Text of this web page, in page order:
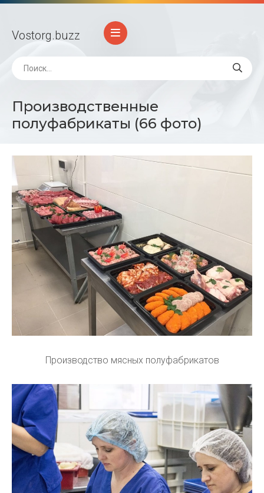
Vostorg.buzz
Производственные
полуфабрикаты (66 фото)
Производство мясных полуфабрикатов